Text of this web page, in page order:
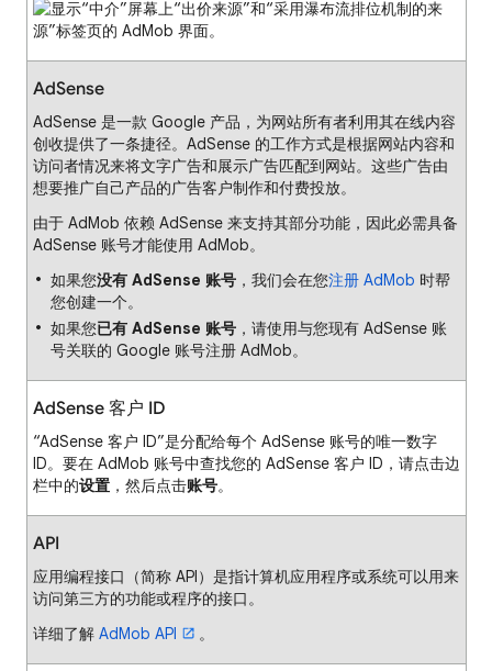
AdSense
AdSense 是一款 Google 产品，为网站所有者利用其在线内容
创收提供了一条捷径。AdSense 的工作方式是根据网站内容和
访问者情况来将文字广告和展示广告匹配到网站。这些广告由
想要推广自己产品的广告客户制作和付费投放。
由于 AdMob 依赖 AdSense 来支持其部分功能，因此必需具备
AdSense 账号才能使用 AdMob。
如果您没有 AdSense 账号 ，我们会在您注册 AdMob 时帮
您创建一个。
如果您已有 AdSense 账号 ，请使用与您现有 AdSense 账
号关联的 Google 账号注册 AdMob。
AdSense 客户 ID
“AdSense 客户 ID”是分配给每个 AdSense 账号的唯一数字
ID。要在 AdMob 账号中查找您的 AdSense 客户 ID，请点击边
栏中的设置 ，然后点击账号。
API
应用编程接口（简称 API）是指计算机应用程序或系统可以用来
访问第三方的功能或程序的接口。
详细了解 AdMob API 。